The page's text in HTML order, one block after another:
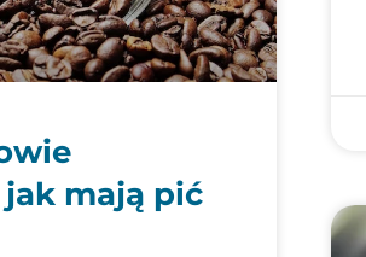
jak mają pić